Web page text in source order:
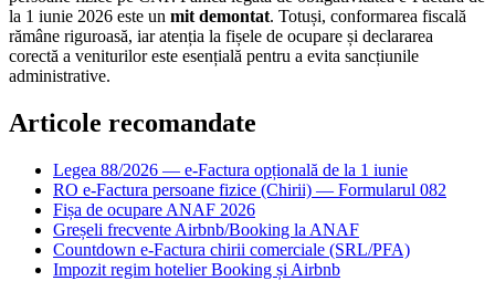
la 1 iunie 2026 este un mit demontat. Totuși, conformarea fiscală
rămâne riguroasă, iar atenția la fișele de ocupare și declararea
corectă a veniturilor este esențială pentru a evita sancțiunile
administrative.
Articole recomandate
Legea 88/2026 — e-Factura opțională de la 1 iunie
RO e-Factura persoane fizice (Chirii) — Formularul 082
Fișa de ocupare ANAF 2026
Greșeli frecvente Airbnb/Booking la ANAF
Countdown e-Factura chirii comerciale (SRL/PFA)
Impozit regim hotelier Booking și Airbnb